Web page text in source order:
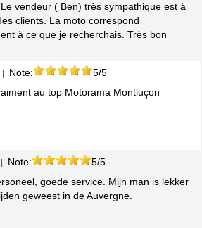
vendeur ( Ben) très sympathique est à
clients. La moto correspond
à ce que je recherchais. Très bon
Note:
5/5
au top Motorama Montluçon
Note:
5/5
goede service. Mijn man is lekker
geweest in de Auvergne.